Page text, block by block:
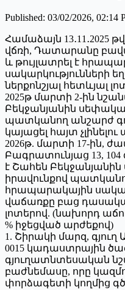
Published: 03/02/2026, 02:14
Համաձայն 13․11․2025
վճռի, Դատարանը
և թույլատրել է
սակարկությունների
ներքոնշյալ հետևյալ
2025թ մարտի 2-ին
Բեկջանյանին
պատկանող անշարժ
կայացել հայտ
2026թ. մարտի 17-ին,
Բագրատունյաց 13,
է Շահեն
իրավունքով
հրապարակային
վաճառքը բաց
լոտերով. (նախորդ
% իջեցված արժեքով)
1. Շիրակի մարզ, գյուղ
0015 կադաստրային
գյուղատնտեսական
բաժնեմասը, որը
փորձագետի կողմից